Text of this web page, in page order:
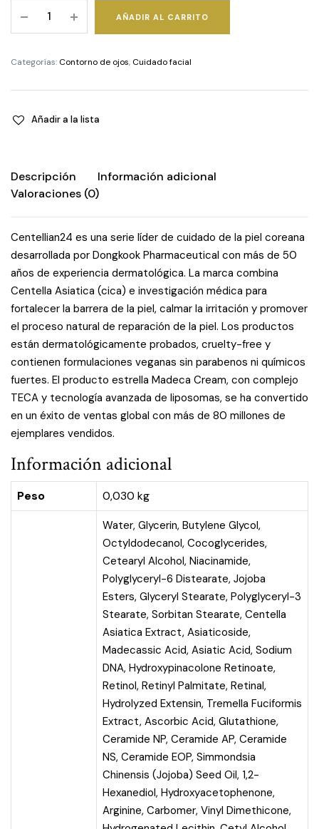
Shot
Lifting
Cream
AÑADIR AL CARRITO
Categorías: Contorno de ojos, Cuidado facial
Añadir a la lista
Descripción
Información adicional
Valoraciones (0)
Centellian24 es una serie líder de cuidado de la piel coreana
desarrollada por Dongkook Pharmaceutical con más de 50
años de experiencia dermatológica. La marca combina
Centella Asiatica (cica) e investigación médica para
fortalecer la barrera de la piel, calmar la irritación y promover
el proceso natural de reparación de la piel. Los productos
están dermatológicamente probados, cruelty-free y
contienen formulaciones veganas sin parabenos ni químicos
fuertes. El producto estrella Madeca Cream, con complejo
TECA y tecnología avanzada de liposomas, se ha convertido
en un éxito de ventas global con más de 80 millones de
ejemplares vendidos.
Información adicional
Peso 0,030 kg
Water, Glycerin, Butylene Glycol,
Octyldodecanol, Cocoglycerides,
Cetearyl Alcohol, Niacinamide,
Polyglyceryl-6 Distearate, Jojoba
Esters, Glyceryl Stearate, Polyglyceryl-3
Stearate, Sorbitan Stearate, Centella
Asiatica Extract, Asiaticoside,
Madecassic Acid, Asiatic Acid, Sodium
DNA, Hydroxypinacolone Retinoate,
Retinol, Retinyl Palmitate, Retinal,
Hydrolyzed Extensin, Tremella Fuciformis
Extract, Ascorbic Acid, Glutathione,
Ceramide NP, Ceramide AP, Ceramide
NS, Ceramide EOP, Simmondsia
Chinensis (Jojoba) Seed Oil, 1,2-
Hexanediol, Hydroxyacetophenone,
Arginine, Carbomer, Vinyl Dimethicone,